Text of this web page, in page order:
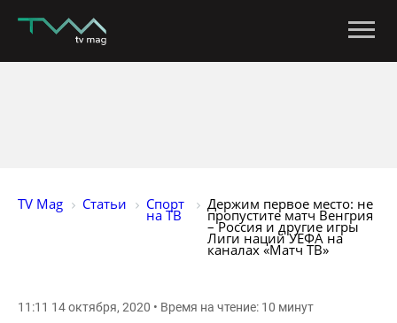
TV Mag Статьи Спорт
на ТВ
Держим первое место: не
пропустите матч Венгрия
– Россия и другие игры
Лиги наций УЕФА на
каналах «Матч ТВ»
11:11 14 октября, 2020 • Время на чтение: 10 минут